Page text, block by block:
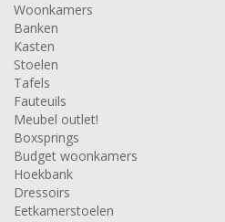
Woonkamers
Banken
Kasten
Stoelen
Tafels
Fauteuils
Meubel outlet!
Boxsprings
Budget woonkamers
Hoekbank
Dressoirs
Eetkamerstoelen